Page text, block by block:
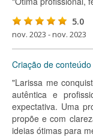
5.0
nov. 2023 - nov. 2023
Criação de
"Larissa me
autêntica e
expectativa. Uma
propõe e com
ideias ótimas para